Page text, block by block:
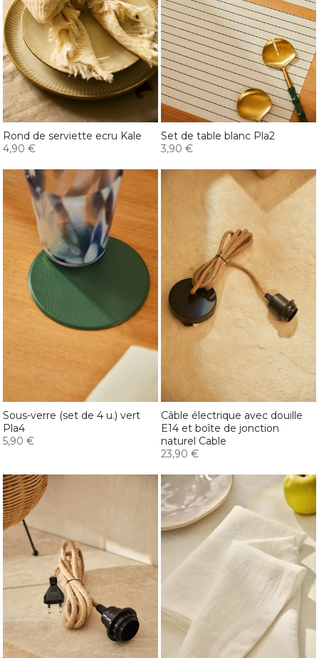
Rond de serviette ecru Kale
4,90 €
Set de table blanc Pla2
3,90 €
Sous-verre (set de 4 u.) vert
Pla4
5,90 €
Câble électrique avec douille
E14 et boîte de jonction
naturel Cable
23,90 €